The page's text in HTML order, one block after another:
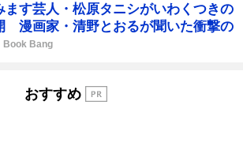
ます芸人・松原タニシがいわくつきの
漫画家・清野とおるが聞いた衝撃の
Book Bang
おすすめ